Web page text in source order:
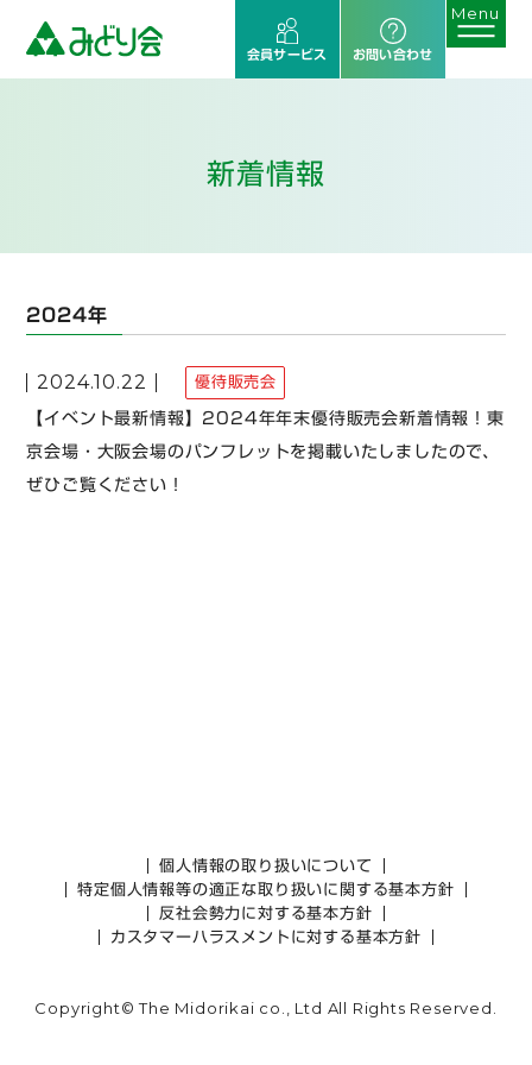
会員サービス お問い合わせ
新着情報
2024年
【イベント最新情報】2024年年末優待販売会新着情報！東
京会場・大阪会場のパンフレットを掲載いたしましたので、
ぜひご覧ください！
2024.10.22 優待販売会
個人情報の取り扱いについて
特定個人情報等の適正な取り扱いに関する基本方針
反社会勢力に対する基本方針
カスタマーハラスメントに対する基本方針
Copyright© The Midorikai co., Ltd All Rights Reserved.